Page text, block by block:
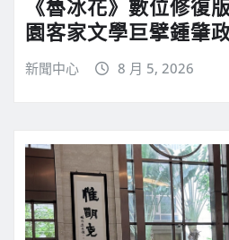
《魯冰花》數位修復
園客家文學巨擘鍾肇
新聞中心 8 月 5, 2026